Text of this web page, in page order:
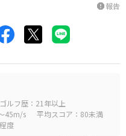
report報告
ゴルフ歴：21年以上
45m/s
平均スコア：80未満
度